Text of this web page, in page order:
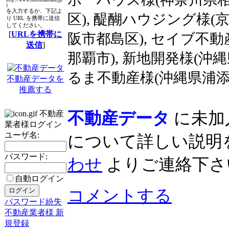
)
を入力するか、下記よ
り URL を携帯に送信
してください。
[URLを携帯に
送信]
不動産データを
推薦する
不動産
業者様ログイン
ユーザ名:
パスワード:
自動ログイン
パスワード紛失
不動産業者様 新
規登録
区), 醍醐ハウジング様(
阪市都島区), セイブ不
那覇市), 新地開発様(沖
るま不動産様(沖縄県浦
不動産データ に未
について詳しい説
わせ よりご連絡下
コメントする